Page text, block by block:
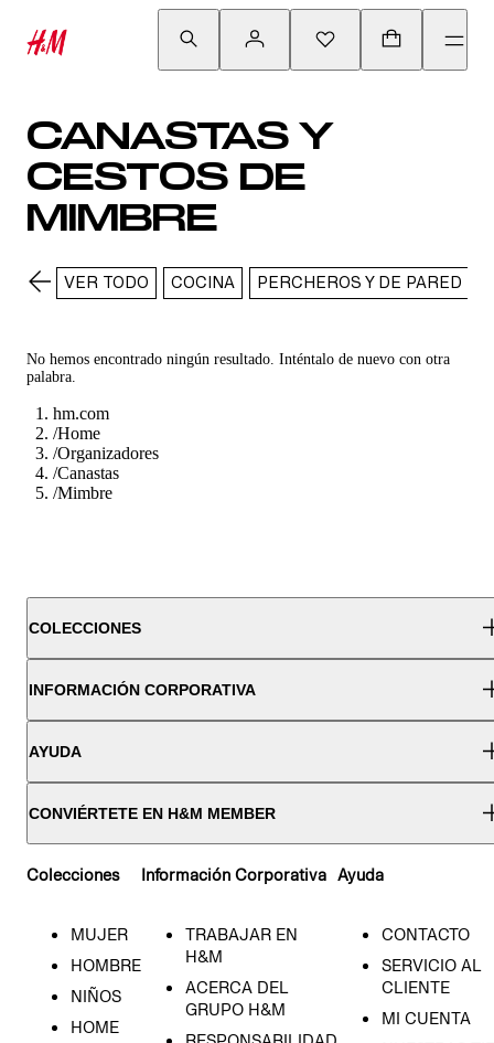
CANASTAS Y
CESTOS DE
MIMBRE
VER TODO COCINA PERCHEROS Y DE PARED
No hemos encontrado ningún resultado. Inténtalo de nuevo con otra
palabra.
hm.com
/Home
/Organizadores
/Canastas
/Mimbre
COLECCIONES
INFORMACIÓN CORPORATIVA
AYUDA
CONVIÉRTETE EN H&M MEMBER
Colecciones
MUJER
HOMBRE
NIÑOS
HOME
Información Corporativa
TRABAJAR EN
H&M
ACERCA DEL
GRUPO H&M
Ayuda
CONTACTO
SERVICIO AL
CLIENTE
MI CUENTA